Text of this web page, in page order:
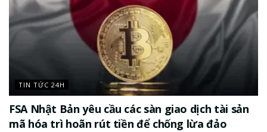
TIN TỨC 24H
FSA Nhật Bản yêu cầu các sàn giao dịch tài sản
mã hóa trì hoãn rút tiền để chống lừa đảo